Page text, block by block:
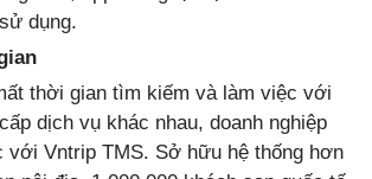
dụng.
thời gian tìm kiếm và làm việc với
dịch vụ khác nhau, doanh nghiệp
với Vntrip TMS. Sở hữu hệ thống hơn